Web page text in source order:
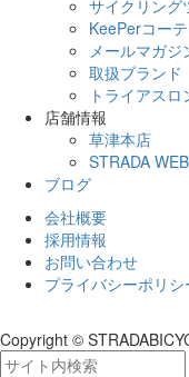
サイクリング
KeePerコー
メールマガジ
取扱ブランド
トライアスロ
店舗情報
草津本店
STRADA
ブログ
会社概要
採用情報
お問い合わせ
プライバシーポリシ
Copyright ©